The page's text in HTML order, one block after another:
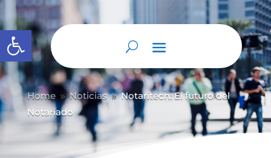
Abrir barra de herramientas
Home 9 Noticias 9 Notaritech: El futuro del
Notariado